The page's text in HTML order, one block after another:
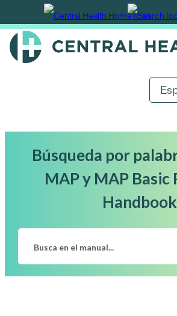
Ir
al
contenido
Búsqueda por
MAP y MAP
Handbook